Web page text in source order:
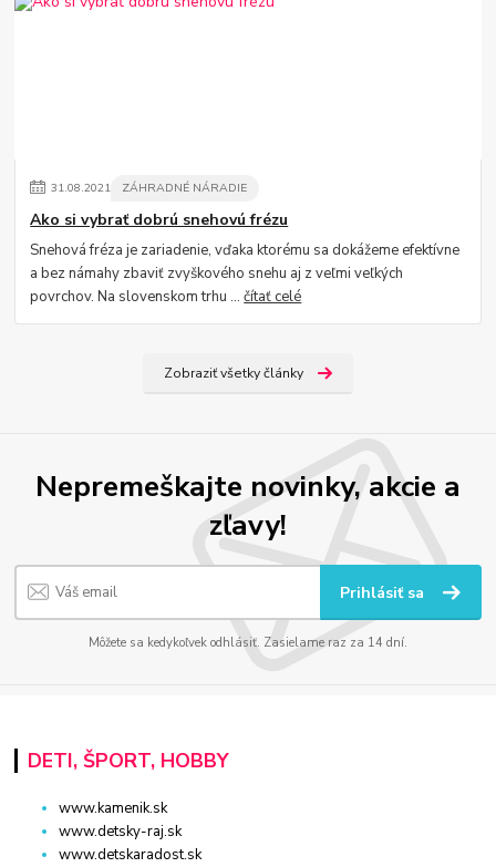
31.08.2021 ZÁHRADNÉ NÁRADIE
Ako si vybrať dobrú snehovú frézu
Snehová fréza je zariadenie, vďaka ktorému sa dokážeme efektívne
a bez námahy zbaviť zvyškového snehu aj z veľmi veľkých
povrchov. Na slovenskom trhu ...čítať celé
Zobraziť všetky články
Nepremeškajte novinky, akcie a
zľavy!
Prihlásiť sa
Môžete sa kedykoľvek odhlásiť. Zasielame raz za 14 dní.
DETI, ŠPORT, HOBBY
www.kamenik.sk
www.detsky-raj.sk
www.detskaradost.sk